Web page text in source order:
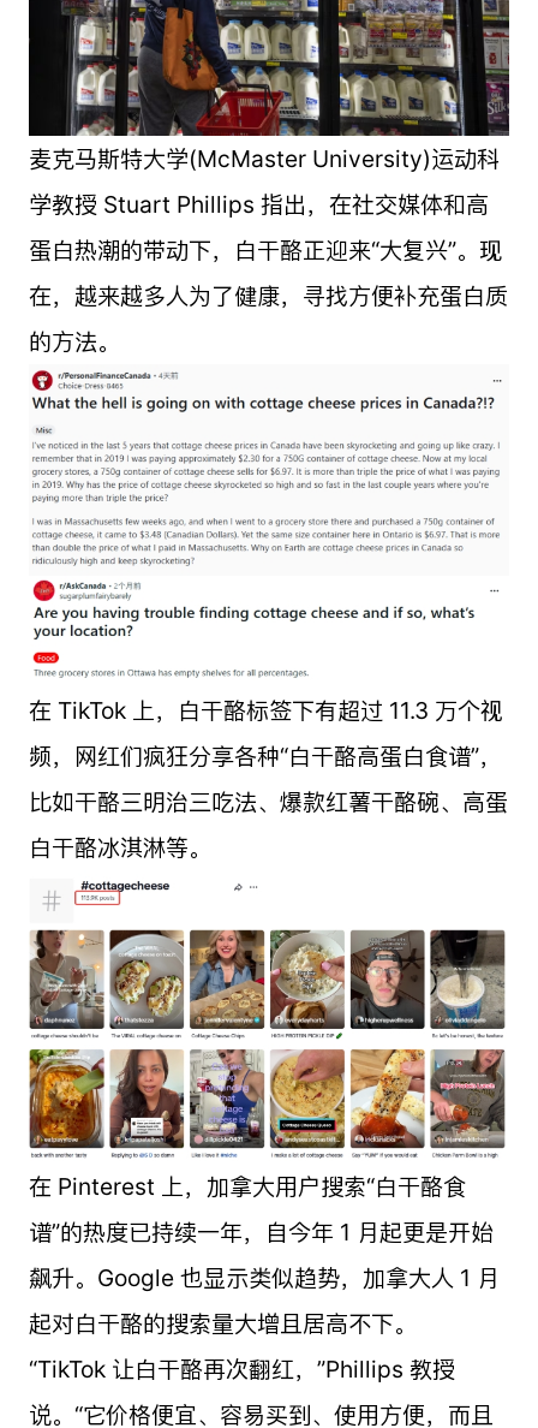
麦克马斯特大学(McMaster University)运动科
学教授 Stuart Phillips 指出，在社交媒体和高
蛋白热潮的带动下，白干酪正迎来“大复兴”。现
在，越来越多人为了健康，寻找方便补充蛋白质
的方法。
在 TikTok 上，白干酪标签下有超过 11.3 万个视
频，网红们疯狂分享各种“白干酪高蛋白食谱”，
比如干酪三明治三吃法、爆款红薯干酪碗、高蛋
白干酪冰淇淋等。
在 Pinterest 上，加拿大用户搜索“白干酪食
谱”的热度已持续一年，自今年 1 月起更是开始
飙升。Google 也显示类似趋势，加拿大人 1 月
起对白干酪的搜索量大增且居高不下。
“TikTok 让白干酪再次翻红，”Phillips 教授
说。“它价格便宜、容易买到、使用方便，而且